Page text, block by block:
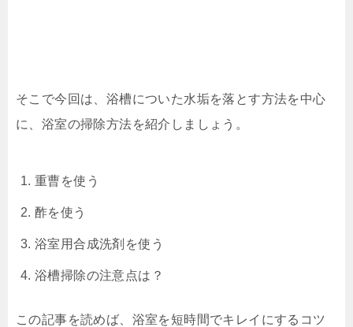
そこで今回は、浴槽についた水垢を落とす方法を中心
に、浴室の掃除方法を紹介しましょう。
重曹を使う
酢を使う
浴室用合成洗剤を使う
浴槽掃除の注意点は？
この記事を読めば、浴室を短時間でキレイにするコツ